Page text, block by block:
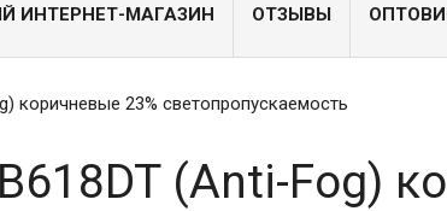
ИНТЕРНЕТ-МАГАЗИН ОТЗЫВЫ
коричневые 23% светопропускаемость
(Anti-Fog)